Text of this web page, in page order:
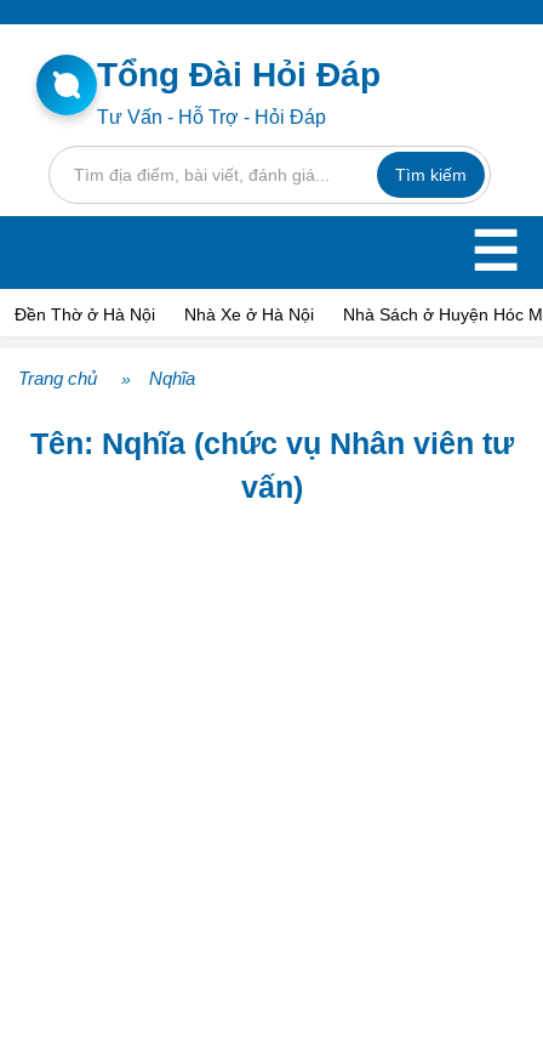
Tổng Đài Hỏi Đáp
Tư Vấn - Hỗ Trợ - Hỏi Đáp
☰
Đền Thờ ở Hà Nội Nhà Xe ở Hà Nội Nhà Sách ở Huyện Hóc
Trang chủ » Nqhĩa
Tên: Nqhĩa (chức vụ Nhân viên tư
vấn)